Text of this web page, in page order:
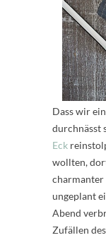
Dass wir
durchnässt
Eck
wollten,
charmanter
ungeplant
Abend
Zufällen